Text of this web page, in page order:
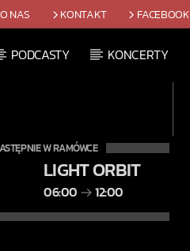
O NAS KONTAKT FACEBOOK
PODCASTY KONCERTY
W RAMÓWCE
LIGHT ORBIT
06:00 12:00